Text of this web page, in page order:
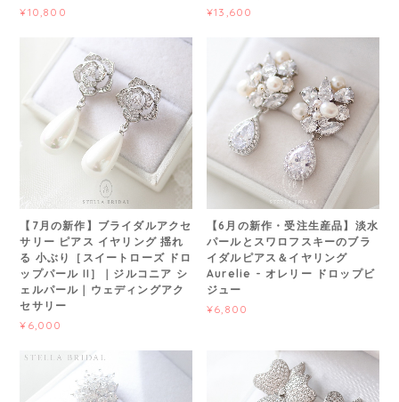
¥10,800
¥13,600
【7月の新作】ブライダルアクセ
サリー ピアス イヤリング 揺れ
る 小ぶり［スイートローズ ドロ
ップパール II］｜ジルコニア シ
ェルパール｜ウェディングアク
セサリー
¥6,000
【6月の新作・受注生産品】淡水
パールとスワロフスキーのブラ
イダルピアス＆イヤリング
Aurelie - オレリー ドロップビ
ジュー
¥6,800